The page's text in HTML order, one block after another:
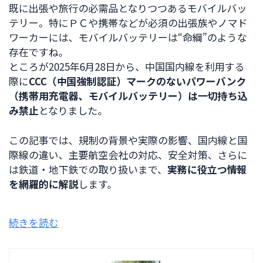
既に出張や旅行の必需品となりつつあるモバイルバッ
テリー。特にＰＣや携帯などが必須の出張族やノマド
ワーカーには、モバイルバッテリーは“命綱”のような
存在ですね。
ところが2025年6月28日から、中国国内線を利用する
際にCCC（中国強制認証）マークのないパワーバンク
（携帯用充電器、モバイルバッテリー）は一切持ち込
み禁止となりました。
この記事では、規制の背景や実際の影響、国内線と国
際線の違い、主要航空会社の対応、安全対策、さらに
は鉄道・地下鉄での取り扱いまで、 実務に役立つ情報
を網羅的に解説します。
続きを読む